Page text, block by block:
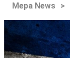
Mepa News >